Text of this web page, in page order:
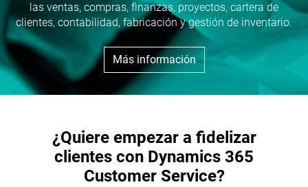
las ventas, compras, finanzas, proyectos, cartera de
clientes, contabilidad, fabricación y gestión de inventario.
Más información
¿Quiere empezar a fidelizar
clientes con Dynamics 365
Customer Service?